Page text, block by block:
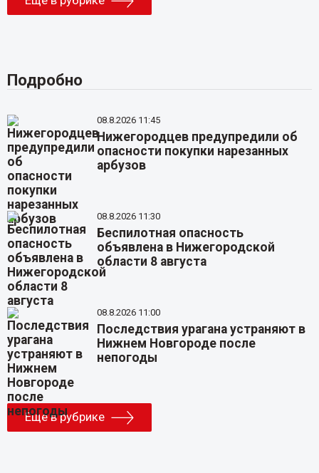
Подробно
08.8.2026 11:45
Нижегородцев предупредили об
опасности покупки нарезанных
арбузов
08.8.2026 11:30
Беспилотная опасность
объявлена в Нижегородской
области 8 августа
08.8.2026 11:00
Последствия урагана устраняют в
Нижнем Новгороде после
непогоды
Еще в рубрике